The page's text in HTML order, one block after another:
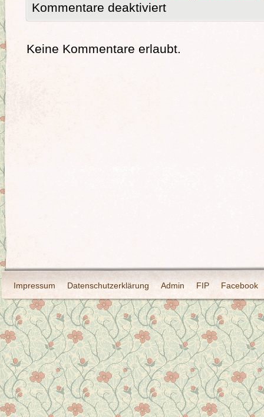
Kommentare deaktiviert
Keine Kommentare erlaubt.
Impressum Datenschutzerklärung Admin FIP Facebook